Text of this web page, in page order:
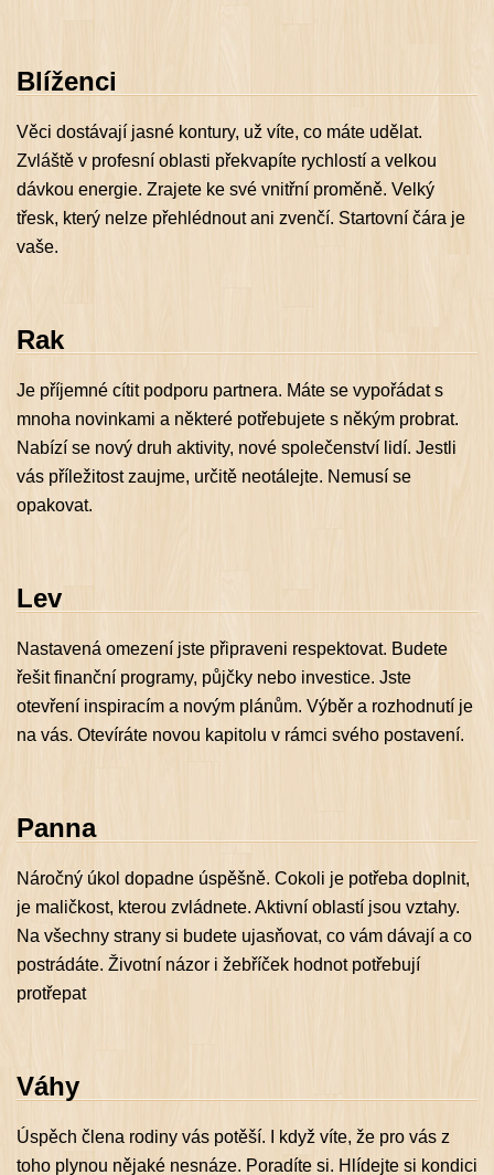
Blíženci
Věci dostávají jasné kontury, už víte, co máte udělat.
Zvláště v profesní oblasti překvapíte rychlostí a velkou
dávkou energie. Zrajete ke své vnitřní proměně. Velký
třesk, který nelze přehlédnout ani zvenčí. Startovní čára je
vaše.
Rak
Je příjemné cítit podporu partnera. Máte se vypořádat s
mnoha novinkami a některé potřebujete s někým probrat.
Nabízí se nový druh aktivity, nové společenství lidí. Jestli
vás příležitost zaujme, určitě neotálejte. Nemusí se
opakovat.
Lev
Nastavená omezení jste připraveni respektovat. Budete
řešit finanční programy, půjčky nebo investice. Jste
otevření inspiracím a novým plánům. Výběr a rozhodnutí je
na vás. Otevíráte novou kapitolu v rámci svého postavení.
Panna
Náročný úkol dopadne úspěšně. Cokoli je potřeba doplnit,
je maličkost, kterou zvládnete. Aktivní oblastí jsou vztahy.
Na všechny strany si budete ujasňovat, co vám dávají a co
postrádáte. Životní názor i žebříček hodnot potřebují
protřepat
Váhy
Úspěch člena rodiny vás potěší. I když víte, že pro vás z
toho plynou nějaké nesnáze. Poradíte si. Hlídejte si kondici